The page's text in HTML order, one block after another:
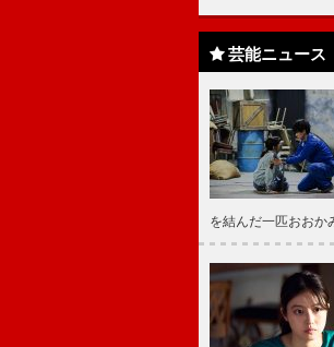
芸能ニュース
を結んだ一匹おお